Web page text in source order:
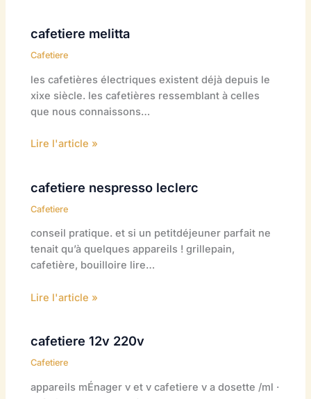
cafetiere melitta
Cafetiere
les cafetières électriques existent déjà depuis le
xixe siècle. les cafetières ressemblant à celles
que nous connaissons…
Lire l'article »
cafetiere nespresso leclerc
Cafetiere
conseil pratique. et si un petitdéjeuner parfait ne
tenait qu’à quelques appareils ! grillepain,
cafetière, bouilloire lire…
Lire l'article »
cafetiere 12v 220v
Cafetiere
appareils mÉnager v et v cafetiere v a dosette /ml ·